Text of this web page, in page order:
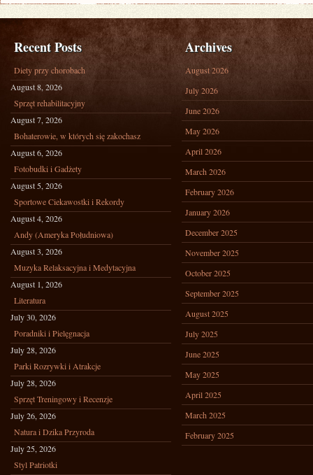
Recent Posts
Diety przy chorobach
August 8, 2026
Sprzęt rehabilitacyjny
August 7, 2026
Bohaterowie, w których się zakochasz
August 6, 2026
Fotobudki i Gadżety
August 5, 2026
Sportowe Ciekawostki i Rekordy
August 4, 2026
Andy (Ameryka Południowa)
August 3, 2026
Muzyka Relaksacyjna i Medytacyjna
August 1, 2026
Literatura
July 30, 2026
Poradniki i Pielęgnacja
July 28, 2026
Parki Rozrywki i Atrakcje
July 28, 2026
Sprzęt Treningowy i Recenzje
July 26, 2026
Natura i Dzika Przyroda
July 25, 2026
Styl Patriotki
Archives
August 2026
July 2026
June 2026
May 2026
April 2026
March 2026
February 2026
January 2026
December 2025
November 2025
October 2025
September 2025
August 2025
July 2025
June 2025
May 2025
April 2025
March 2025
February 2025